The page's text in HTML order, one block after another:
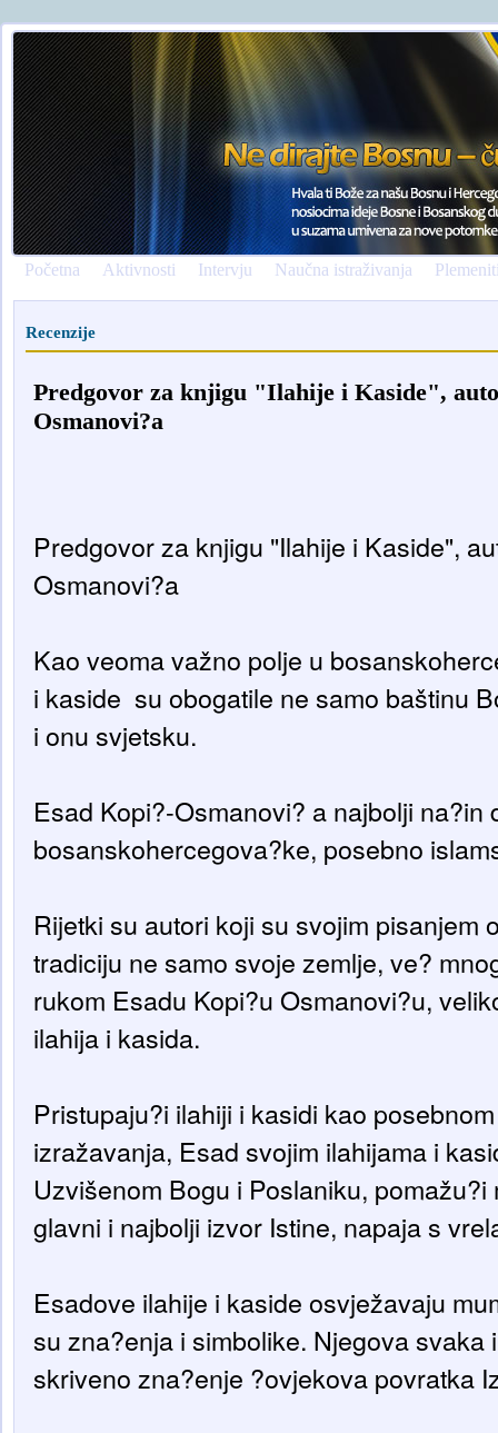
Početna Aktivnosti Intervju Naučna istraživanja
Recenzije
Predgovor za knjigu "Ilahije i Kaside",
Osmanovi?a
Predgovor za knjigu "Ilahije i Kaside",
Osmanovi?a
Kao veoma važno polje u
i kaside su obogatile ne samo baštinu
i onu svjetsku.
Esad Kopi?-Osmanovi? a najbolji na?in
bosanskohercegova?ke, posebno
Rijetki su autori koji su svojim pisanjem
tradiciju ne samo svoje zemlje, ve?
rukom Esadu Kopi?u Osmanovi?u,
ilahija i kasida.
Pristupaju?i ilahiji i kasidi kao
izražavanja, Esad svojim ilahijama i
Uzvišenom Bogu i Poslaniku, pomažu?i
glavni i najbolji izvor Istine, napaja s
Esadove ilahije i kaside osvježavaju
su zna?enja i simbolike. Njegova svaka
skriveno zna?enje ?ovjekova povratka